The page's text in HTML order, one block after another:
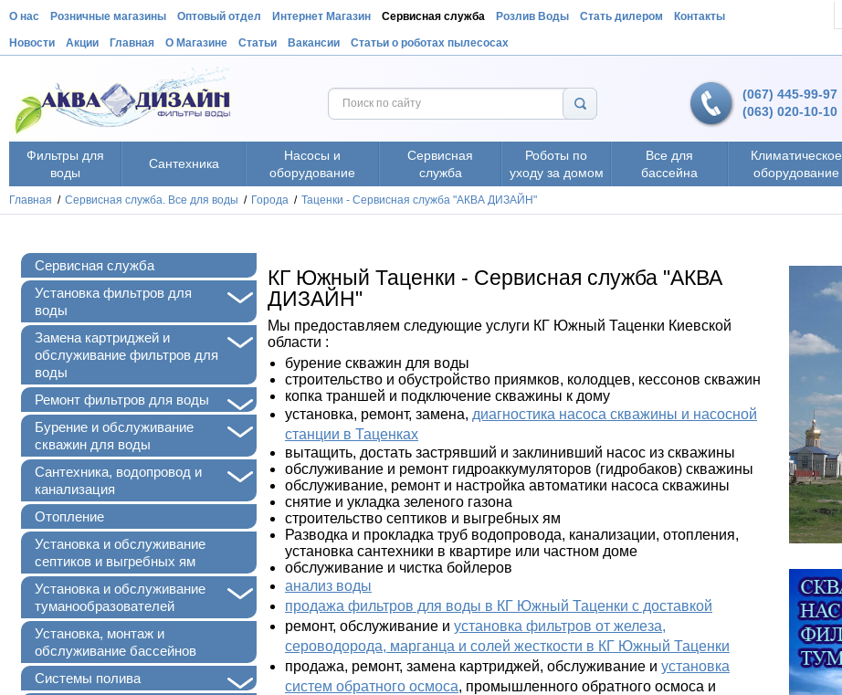
О нас Розничные магазины Оптовый отдел Интернет Магазин Сервисная служба Розлив Воды Стать дилером Контакты
Новости Акции Главная О Магазине Статьи Вакансии Статьи о роботах пылесосах
(067) 445-99-97
(063) 020-10-10
Фильтры для
воды
Сантехника
Насосы и
оборудование
Сервисная
служба
Роботы по
уходу за домом
Все для
бассейна
Климатическое
оборудование
Главная / Сервисная служба. Все для воды / Города / Таценки - Сервисная служба "АКВА ДИЗАЙН"
Сервисная служба
+
Установка фильтров для
воды
Замена картриджей и
обслуживание фильтров для
воды
+
Ремонт фильтров для воды
+
Бурение и обслуживание
скважин для воды
+
Сантехника, водопровод и
канализация
Отопление
Установка и обслуживание
септиков и выгребных ям
+
Установка и обслуживание
туманообразователей
Установка, монтаж и
обслуживание бассейнов
Системы полива
КГ Южный Таценки - Сервисная служба "АКВА
ДИЗАЙН"
Мы предоставляем следующие услуги КГ Южный Таценки Киевской
области :
бурение скважин для воды
строительство и обустройство приямков, колодцев, кессонов скважин
копка траншей и подключение скважины к дому
установка, ремонт, замена, диагностика насоса скважины и насосной
станции в Таценках
вытащить, достать застрявший и заклинивший насос из скважины
обслуживание и ремонт гидроаккумуляторов (гидробаков) скважины
обслуживание, ремонт и настройка автоматики насоса скважины
снятие и укладка зеленого газона
строительство септиков и выгребных ям
Разводка и прокладка труб водопровода, канализации, отопления,
установка сантехники в квартире или частном доме
обслуживание и чистка бойлеров
анализ воды
продажа фильтров для воды в КГ Южный Таценки с доставкой
ремонт, обслуживание и установка фильтров от железа,
сероводорода, марганца и солей жесткости в КГ Южный Таценки
продажа, ремонт, замена картриджей, обслуживание и установка
систем обратного осмоса, промышленного обратного осмоса и